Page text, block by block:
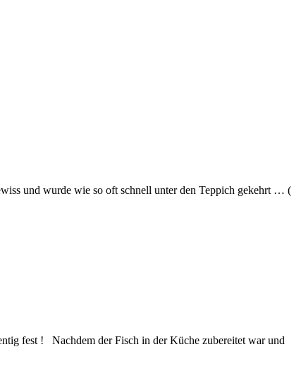
und wurde wie so oft schnell unter den Teppich gekehrt … (
fest ! Nachdem der Fisch in der Küche zubereitet war und